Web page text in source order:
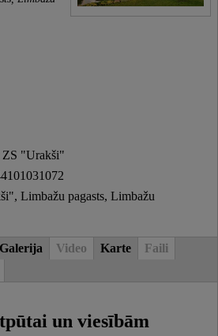
ZS "Urakši"
Limbažu pagasts, Limbažu
Galerija Video Karte
Faili
un viesībām